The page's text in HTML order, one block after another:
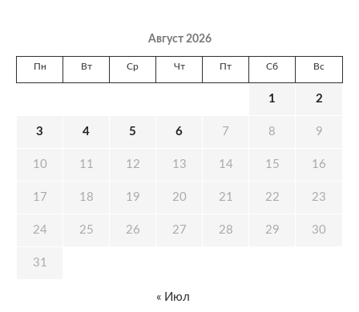
Август 2026
Пн Вт Ср Чт Пт Сб Вс
1 2
3 4 5 6 7 8 9
10 11 12 13 14 15 16
17 18 19 20 21 22 23
24 25 26 27 28 29 30
31
« Июл